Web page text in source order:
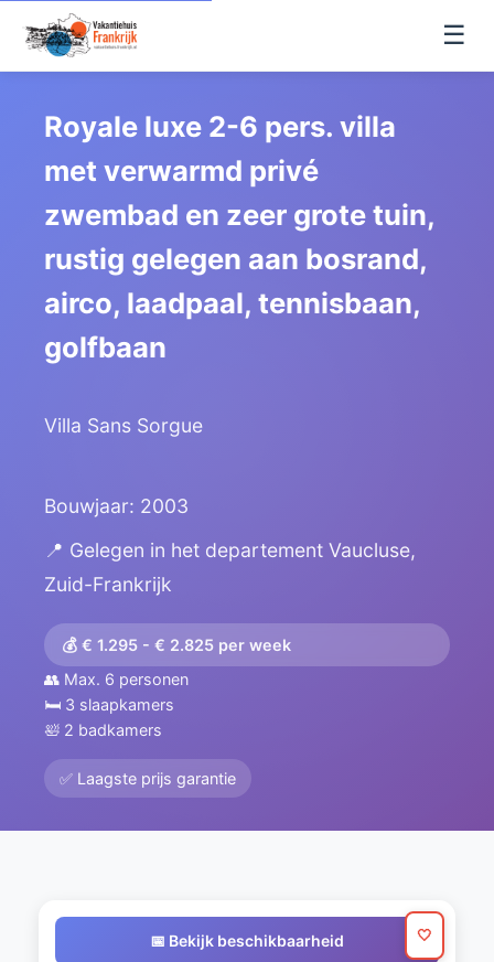
☰
Royale luxe 2-6 pers. villa
met verwarmd privé
zwembad en zeer grote tuin,
rustig gelegen aan bosrand,
airco, laadpaal, tennisbaan,
golfbaan
Villa Sans Sorgue
Bouwjaar: 2003
📍 Gelegen in het departement Vaucluse,
Zuid-Frankrijk
💰 € 1.295 - € 2.825 per week
👥 Max. 6 personen
🛏️ 3 slaapkamers
🛀 2 badkamers
✅ Laagste prijs garantie
📅 Bekijk beschikbaarheid 🤍